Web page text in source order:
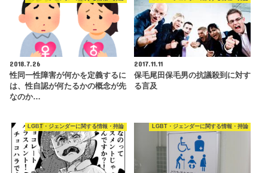
2018.7.26
性同一性障害が何かを定義するに
は、性自認が何たるかの概念が先
なのか…
2017.11.11
保毛尾田保毛男の抗議殺到に対す
る言及
LGBT・ジェンダーに関する情報・持論 LGBT・ジェンダーに関する情報・持論